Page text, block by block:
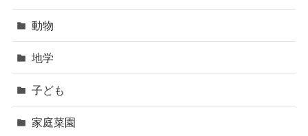
動物
地学
子ども
家庭菜園